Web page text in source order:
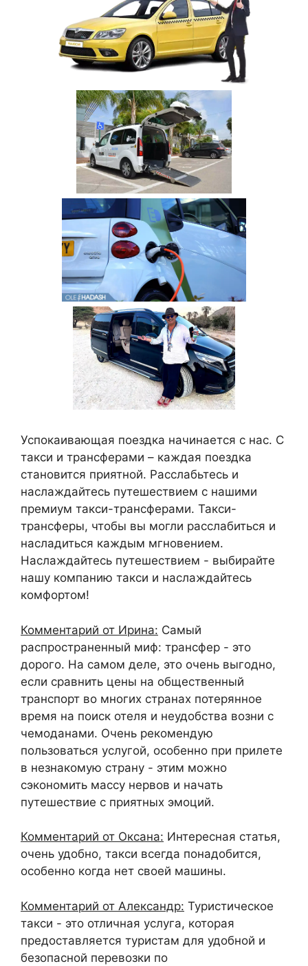
Успокаивающая поездка начинается с нас. С
такси и трансферами – каждая поездка
становится приятной. Расслабьтесь и
наслаждайтесь путешествием с нашими
премиум такси-трансферами. Такси-
трансферы, чтобы вы могли расслабиться и
насладиться каждым мгновением.
Наслаждайтесь путешествием - выбирайте
нашу компанию такси и наслаждайтесь
комфортом!
Комментарий от Ирина: Самый
распространенный миф: трансфер - это
дорого. На самом деле, это очень выгодно,
если сравнить цены на общественный
транспорт во многих странах потерянное
время на поиск отеля и неудобства возни с
чемоданами. Очень рекомендую
пользоваться услугой, особенно при прилете
в незнакомую страну - этим можно
сэкономить массу нервов и начать
путешествие с приятных эмоций.
Комментарий от Оксана: Интересная статья,
очень удобно, такси всегда понадобится,
особенно когда нет своей машины.
Комментарий от Александр: Туристическое
такси - это отличная услуга, которая
предоставляется туристам для удобной и
безопасной перевозки по